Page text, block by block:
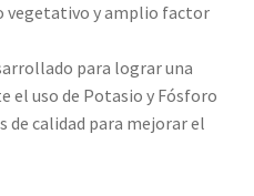
vegetativo y amplio factor
para lograr una
el uso de Potasio y Fósforo
de calidad para mejorar el